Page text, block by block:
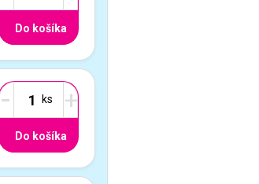
Do košíka
- +
Do košíka